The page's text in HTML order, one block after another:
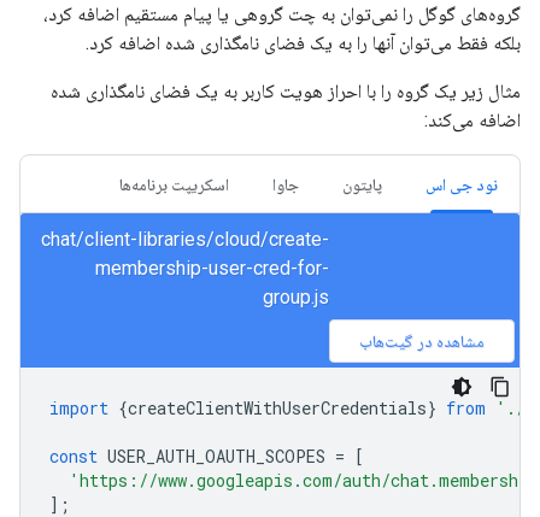
گروه‌های گوگل را نمی‌توان به چت گروهی یا پیام مستقیم اضافه کرد،
بلکه فقط می‌توان آنها را به یک فضای نامگذاری شده اضافه کرد.
مثال زیر یک گروه را با احراز هویت کاربر به یک فضای نامگذاری شده
اضافه می‌کند:
نود جی اس پایتون جاوا اسکریپت برنامه‌ها
chat/client-libraries/cloud/create-
membership-user-cred-for-
group.js
مشاهده در گیت‌هاب
import {createClientWithUserCredentials} from './
const USER_AUTH_OAUTH_SCOPES = [
'https://www.googleapis.com/auth/
];